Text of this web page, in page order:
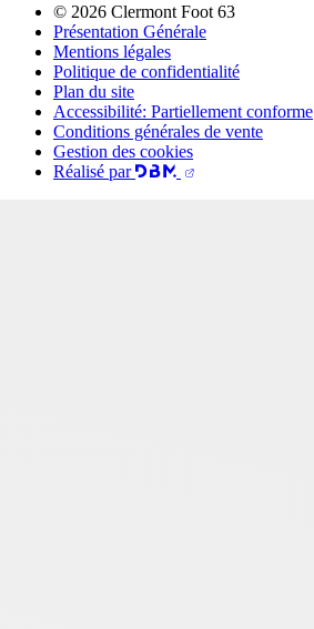
© 2026 Clermont Foot 63
Présentation Générale
Mentions légales
Politique de confidentialité
Plan du site
Accessibilité: Partiellement conforme
Conditions générales de vente
Gestion des cookies
Réalisé par